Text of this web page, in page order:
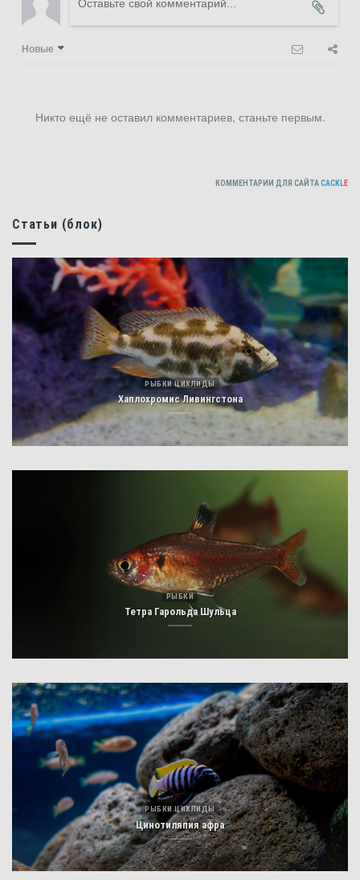
Новые
Никто ещё не оставил комментариев, станьте первым.
КОММЕНТАРИИ ДЛЯ САЙТАCACKLE
Статьи (блок)
РЫБКИ ЦИХЛИДЫ
Хаплохромис Ливингстона
РЫБКИ
Тетра Гарольда Шульца
РЫБКИ ЦИХЛИДЫ
Цинотиляпия афра